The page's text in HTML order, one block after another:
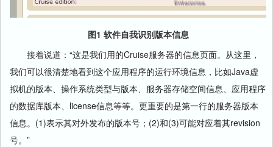
图1 软件自我识别版本信息
接着说道：“这是我们用的Cruise服务器的信息页面。从这里，
我们可以很清楚地看到这个应用程序的运行环境信息，比如Java虚
拟机的版本、操作系统类型与版本、服务器存储空间信息、应用程序
的数据库版本、license信息等等。更重要的是第一行的服务器版本
信息。(1)表示其对外发布的版本号；(2)和(3)可能对应着其revision
号。”